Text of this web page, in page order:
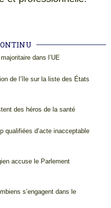
dans l’UE
de l’île sur la liste des États
des héros de la santé
qualifiées d’acte inacceptable
accuse le Parlement
s’engagent dans le